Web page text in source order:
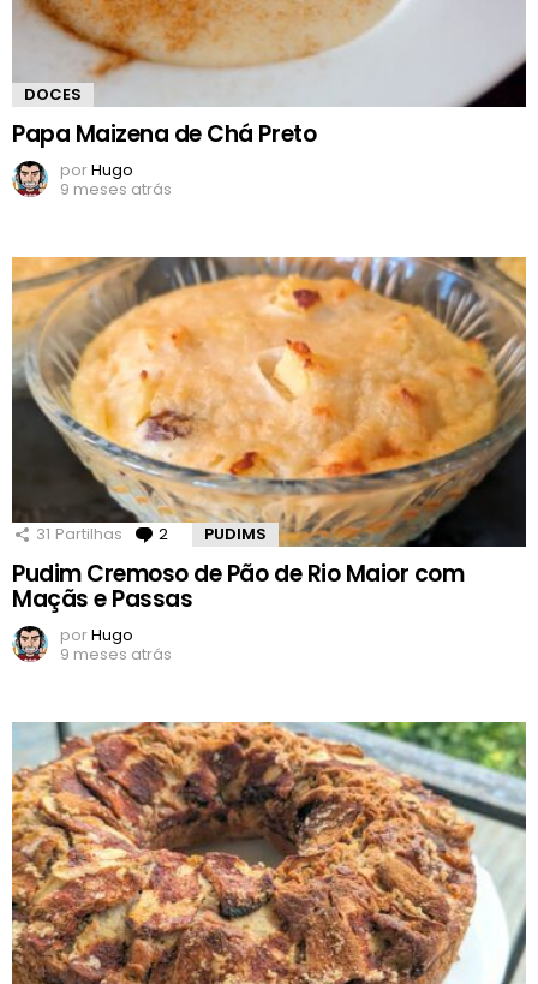
DOCES
Papa Maizena de Chá Preto
porHugo
9 meses atrás
31 Partilhas 2 Comentários
PUDIMS
Pudim Cremoso de Pão de Rio Maior com
Maçãs e Passas
porHugo
9 meses atrás